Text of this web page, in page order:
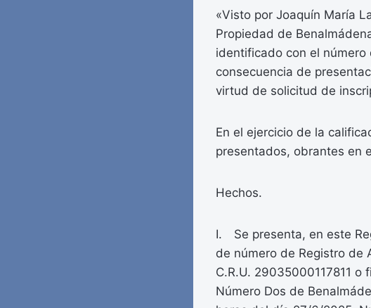
«Visto por Joaquín María
Propiedad de
identificado con el
consecuencia de
virtud de solicitud de
En el ejercicio de la
presentados, obrantes en
Hechos.
I. Se presenta, en este
de número de Registro de
C.R.U. 29035000117811
Número Dos de